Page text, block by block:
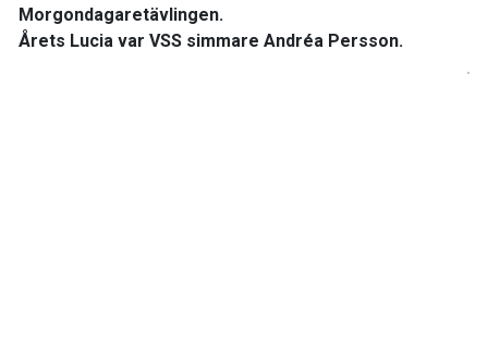
Morgondagaretävlingen.
Årets Lucia var VSS simmare Andréa Persson.